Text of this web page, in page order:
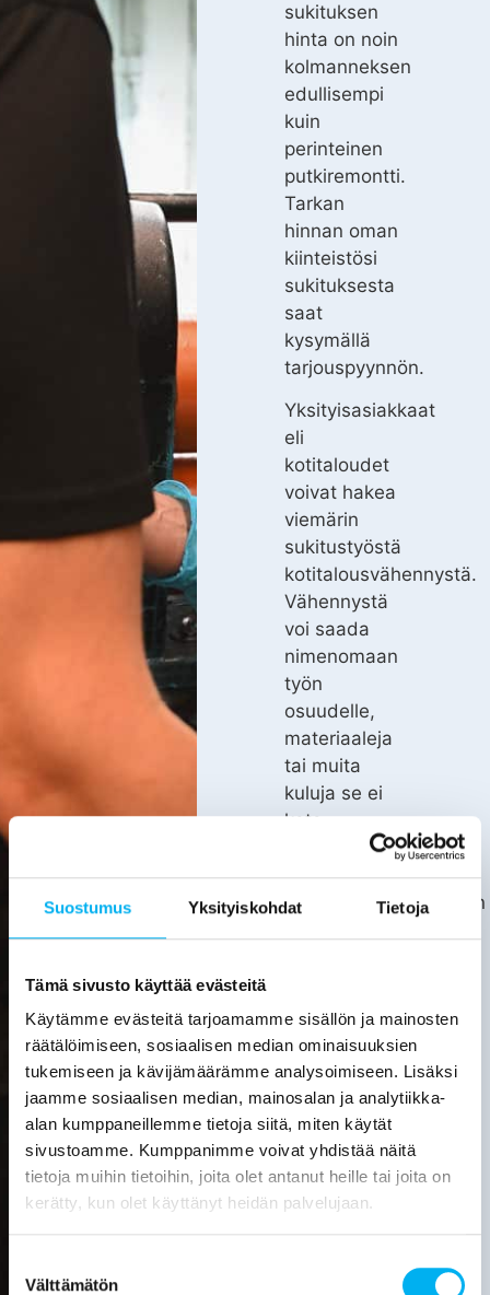
Suostumus Yksityiskohdat Tietoja
Tämä sivusto käyttää evästeitä
Käytämme evästeitä tarjoamamme sisällön ja mainosten
räätälöimiseen, sosiaalisen median ominaisuuksien
tukemiseen ja kävijämäärämme analysoimiseen. Lisäksi
jaamme sosiaalisen median, mainosalan ja analytiikka-
alan kumppaneillemme tietoja siitä, miten käytät
sivustoamme. Kumppanimme voivat yhdistää näitä
tietoja muihin tietoihin, joita olet antanut heille tai joita on
kerätty, kun olet käyttänyt heidän palvelujaan.
valinta
Välttämätön
sukituksen
hinta on noin
kolmanneksen
edullisempi
kuin
perinteinen
putkiremontti.
Tarkan
hinnan oman
kiinteistösi
sukituksesta
saat
kysymällä
tarjouspyynnön.
Yksityisasiakkaat
eli
kotitaloudet
voivat hakea
viemärin
sukitustyöstä
kotitalousvähennystä.
Vähennystä
voi saada
nimenomaan
työn
osuudelle,
materiaaleja
tai muita
kuluja se ei
kata.
huolehtii
kotitalousvähennyksen
tiedot
löytyvät
verottajan
sivuilta.
Laske
viemärin
sukituksen
hinta